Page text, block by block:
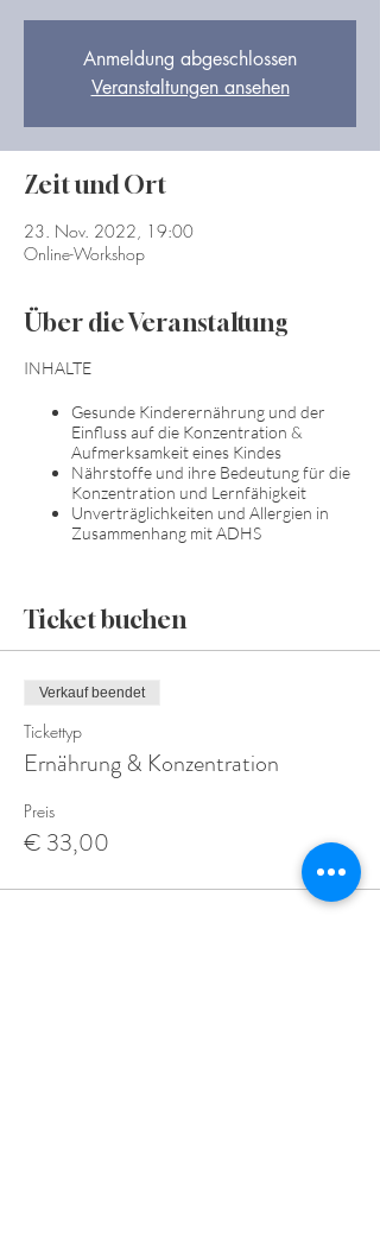
Anmeldung abgeschlossen
Veranstaltungen ansehen
Zeit und Ort
23. Nov. 2022, 19:00
Online-Workshop
Über die Veranstaltung
INHALTE
Gesunde Kinderernährung und der
Einfluss auf die Konzentration &
Aufmerksamkeit eines Kindes
Nährstoffe und ihre Bedeutung für die
Konzentration und Lernfähigkeit
Unverträglichkeiten und Allergien in
Zusammenhang mit ADHS
Ticket buchen
Verkauf beendet
Tickettyp
Ernährung & Konzentration
Preis
€ 33,00